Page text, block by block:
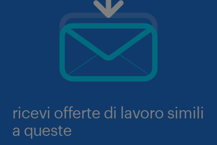
ricevi offerte di lavoro simili
a queste